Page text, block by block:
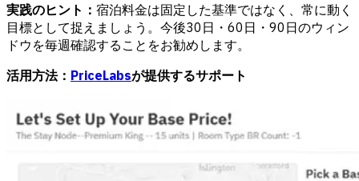
実践のヒント： 宿泊料金は固定した基準ではなく、常に動く
目標として捉えましょう。今後30日・60日・90日のウィン
ドウを毎週確認することをお勧めします。
活用方法： PriceLabsが提供するサポート